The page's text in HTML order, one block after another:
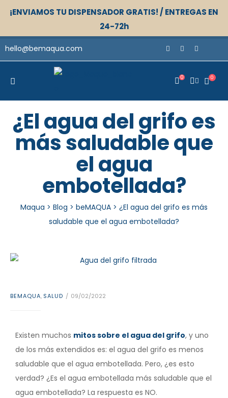
¡ENVIAMOS TU DISPENSADOR GRATIS! / ENTREGAS EN
24-72h
hello@bemaqua.com
0 0
Maqua > Blog > beMAQUA > ¿El agua del grifo es más
saludable que el agua embotellada?
¿El agua del grifo es
más saludable que
el agua
embotellada?
BEMAQUA, SALUD 09/02/2022
Existen muchos mitos sobre el agua del grifo, y uno
de los más extendidos es: el agua del grifo es menos
saludable que el agua embotellada. Pero, ¿es esto
verdad? ¿Es el agua embotellada más saludable que el
agua embotellada? La respuesta es NO.